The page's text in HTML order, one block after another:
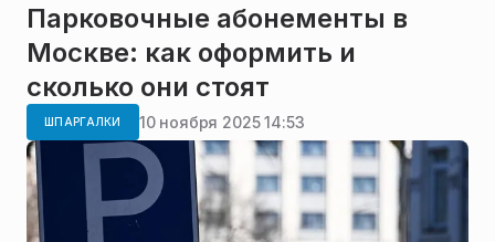
Парковочные абонементы в
Москве: как оформить и
сколько они стоят
ШПАРГАЛКИ 10 ноября 2025 14:53